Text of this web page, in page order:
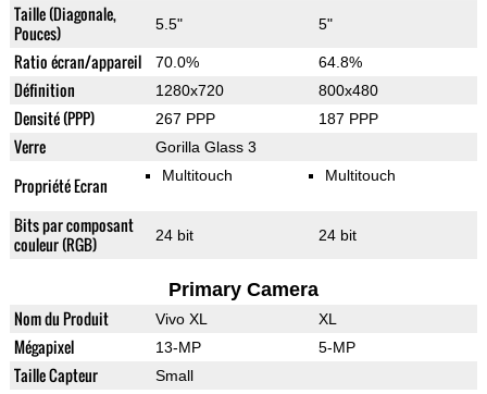
Taille (Diagonale,
Pouces)
5.5" 5"
Ratio écran/appareil 70.0% 64.8%
Définition 1280x720 800x480
Densité (PPP) 267 PPP 187 PPP
Verre Gorilla Glass 3
Propriété Ecran Multitouch Multitouch
Bits par composant
couleur (RGB)
24 bit 24 bit
Primary Camera
Nom du Produit Vivo XL XL
Mégapixel 13-MP 5-MP
Taille Capteur Small